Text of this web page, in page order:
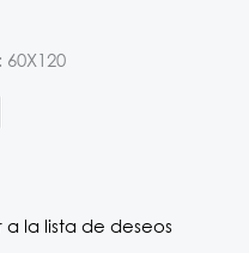
60X120
a la lista de deseos